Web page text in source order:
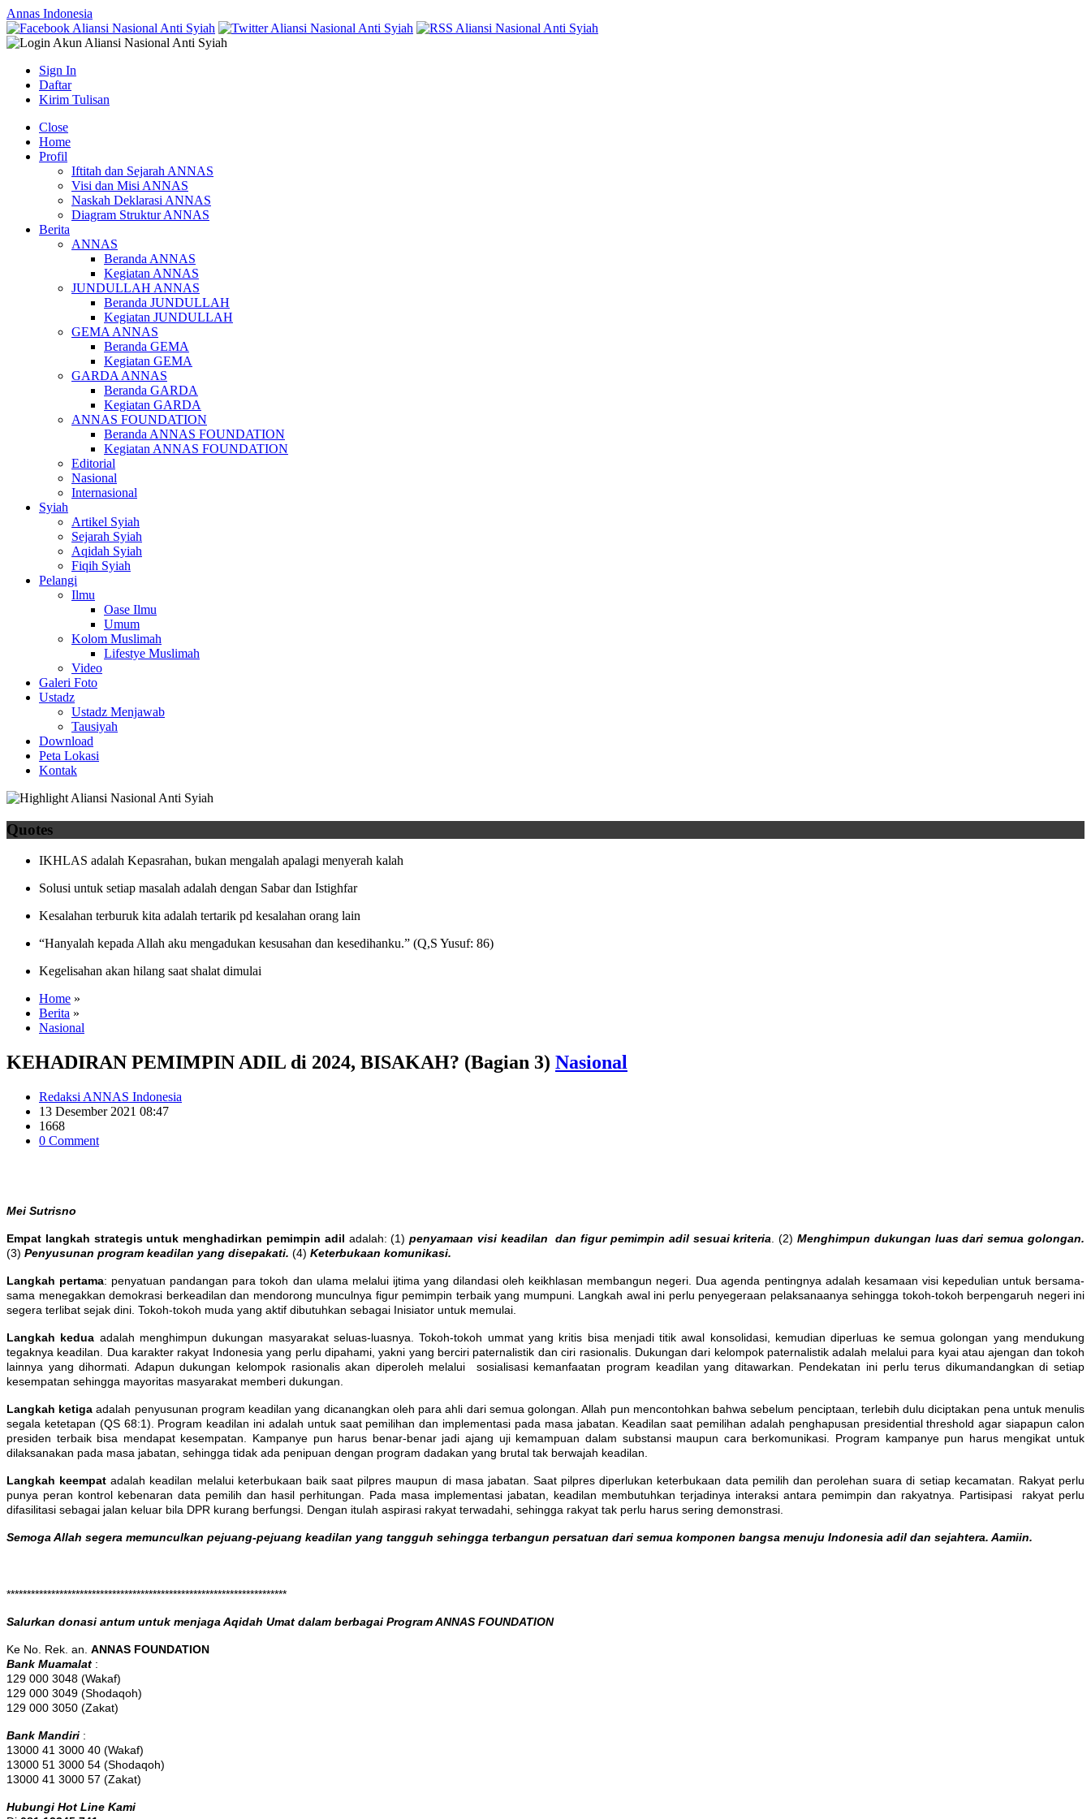
Annas Indonesia
Sign In
Daftar
Kirim Tulisan
Close
Home
Profil
Iftitah dan Sejarah ANNAS
Visi dan Misi ANNAS
Naskah Deklarasi ANNAS
Diagram Struktur ANNAS
Berita
ANNAS
Beranda ANNAS
Kegiatan ANNAS
JUNDULLAH ANNAS
Beranda JUNDULLAH
Kegiatan JUNDULLAH
GEMA ANNAS
Beranda GEMA
Kegiatan GEMA
GARDA ANNAS
Beranda GARDA
Kegiatan GARDA
ANNAS FOUNDATION
Beranda ANNAS FOUNDATION
Kegiatan ANNAS FOUNDATION
Editorial
Nasional
Internasional
Syiah
Artikel Syiah
Sejarah Syiah
Aqidah Syiah
Fiqih Syiah
Pelangi
Ilmu
Oase Ilmu
Umum
Kolom Muslimah
Lifestye Muslimah
Video
Galeri Foto
Ustadz
Ustadz Menjawab
Tausiyah
Download
Peta Lokasi
Kontak
Quotes
IKHLAS adalah Kepasrahan, bukan mengalah apalagi menyerah kalah
Solusi untuk setiap masalah adalah dengan Sabar dan Istighfar
Kesalahan terburuk kita adalah tertarik pd kesalahan orang lain
“Hanyalah kepada Allah aku mengadukan kesusahan dan kesedihanku.” (Q,S Yusuf: 86)
Kegelisahan akan hilang saat shalat dimulai
Home »
Berita »
Nasional
KEHADIRAN PEMIMPIN ADIL di 2024, BISAKAH? (Bagian 3) Nasional
Redaksi ANNAS Indonesia
13 Desember 2021 08:47
1668
0 Comment
Mei Sutrisno
Empat langkah strategis untuk menghadirkan pemimpin adil adalah: (1)penyamaan visi keadilan dan figur pemimpin adil sesuai kriteria. (2)Menghimpun dukungan luas dari semua golongan.
(3) Penyusunan program keadilan yang disepakati. (4) Keterbukaan komunikasi.
Langkah pertama: penyatuan pandangan para tokoh dan ulama melalui ijtima yang dilandasi oleh keikhlasan membangun negeri. Dua agenda pentingnya adalah kesamaan visi kepedulian untuk bersama-
sama menegakkan demokrasi berkeadilan dan mendorong munculnya figur pemimpin terbaik yang mumpuni. Langkah awal ini perlu penyegeraan pelaksanaanya sehingga tokoh-tokoh berpengaruh negeri ini
segera terlibat sejak dini. Tokoh-tokoh muda yang aktif dibutuhkan sebagai Inisiator untuk memulai.
Langkah kedua adalah menghimpun dukungan masyarakat seluas-luasnya. Tokoh-tokoh ummat yang kritis bisa menjadi titik awal konsolidasi, kemudian diperluas ke semua golongan yang mendukung
tegaknya keadilan. Dua karakter rakyat Indonesia yang perlu dipahami, yakni yang berciri paternalistik dan ciri rasionalis. Dukungan dari kelompok paternalistik adalah melalui para kyai atau ajengan dan tokoh
lainnya yang dihormati. Adapun dukungan kelompok rasionalis akan diperoleh melalui sosialisasi kemanfaatan program keadilan yang ditawarkan. Pendekatan ini perlu terus dikumandangkan di setiap
kesempatan sehingga mayoritas masyarakat memberi dukungan.
Langkah ketiga adalah penyusunan program keadilan yang dicanangkan oleh para ahli dari semua golongan. Allah pun mencontohkan bahwa sebelum penciptaan, terlebih dulu diciptakan pena untuk menulis
segala ketetapan (QS 68:1). Program keadilan ini adalah untuk saat pemilihan dan implementasi pada masa jabatan. Keadilan saat pemilihan adalah penghapusan presidential threshold agar siapapun calon
presiden terbaik bisa mendapat kesempatan. Kampanye pun harus benar-benar jadi ajang uji kemampuan dalam substansi maupun cara berkomunikasi. Program kampanye pun harus mengikat untuk
dilaksanakan pada masa jabatan, sehingga tidak ada penipuan dengan program dadakan yang brutal tak berwajah keadilan.
Langkah keempat adalah keadilan melalui keterbukaan baik saat pilpres maupun di masa jabatan. Saat pilpres diperlukan keterbukaan data pemilih dan perolehan suara di setiap kecamatan. Rakyat perlu
punya peran kontrol kebenaran data pemilih dan hasil perhitungan. Pada masa implementasi jabatan, keadilan membutuhkan terjadinya interaksi antara pemimpin dan rakyatnya. Partisipasi rakyat perlu
difasilitasi sebagai jalan keluar bila DPR kurang berfungsi. Dengan itulah aspirasi rakyat terwadahi, sehingga rakyat tak perlu harus sering demonstrasi.
Semoga Allah segera memunculkan pejuang-pejuang keadilan yang tangguh sehingga terbangun persatuan dari semua komponen bangsa menuju Indonesia adil dan sejahtera. Aamiin.
*********************************************************************
Salurkan donasi antum untuk menjaga Aqidah Umat dalam berbagai Program ANNAS FOUNDATION
Ke No. Rek. an. ANNAS FOUNDATION
Bank Muamalat :
129 000 3048 (Wakaf)
129 000 3049 (Shodaqoh)
129 000 3050 (Zakat)
Bank Mandiri :
13000 41 3000 40 (Wakaf)
13000 51 3000 54 (Shodaqoh)
13000 41 3000 57 (Zakat)
Hubungi Hot Line Kami